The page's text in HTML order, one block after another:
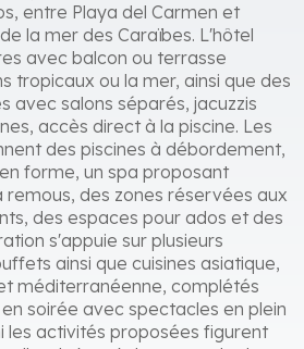
entre Playa del Carmen et
la mer des Caraïbes. L'hôtel
avec balcon ou terrasse
tropicaux ou la mer, ainsi que des
avec salons séparés, jacuzzis
accès direct à la piscine. Les
des piscines à débordement,
forme, un spa proposant
des zones réservées aux
des espaces pour ados et des
s'appuie sur plusieurs
ainsi que cuisines asiatique,
méditerranéenne, complétés
soirée avec spectacles en plein
les activités proposées figurent